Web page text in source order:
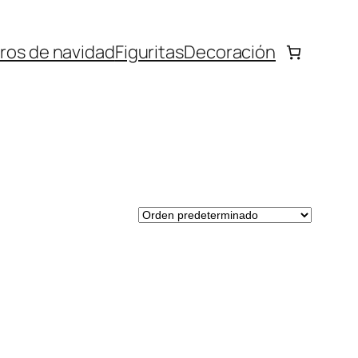
de navidadFiguritasDecoración